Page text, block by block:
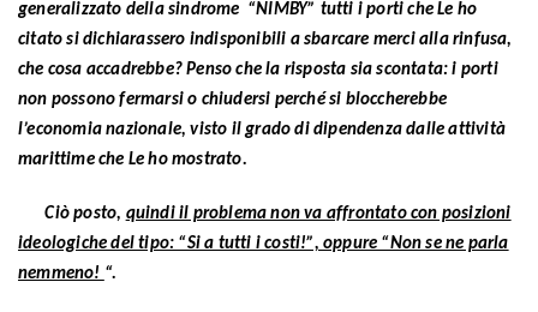
generalizzato della sindrome “NIMBY” tutti i porti che Le ho
citato si dichiarassero indisponibili a sbarcare merci alla rinfusa,
che cosa accadrebbe? Penso che la risposta sia scontata: i porti
non possono fermarsi o chiudersi perché si bloccherebbe
l’economia nazionale, visto il grado di dipendenza dalle attività
marittime che Le ho mostrato.
Ciò posto, quindi il problema non va affrontato con posizioni
ideologiche del tipo: “Si a tutti i costi!”, oppure “Non se ne parla
nemmeno! “.